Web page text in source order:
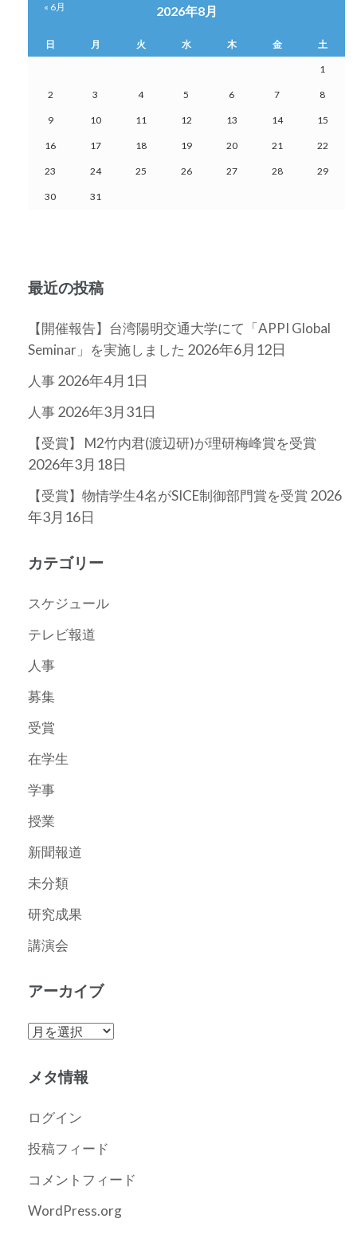
2026年8月
日 月 火 水 木 金 土
1
2 3 4 5 6 7 8
9 10 11 12 13 14 15
16 17 18 19 20 21 22
23 24 25 26 27 28 29
30 31
« 6月
最近の投稿
【開催報告】台湾陽明交通大学にて「APPI Global
Seminar」を実施しました 2026年6月12日
人事2026年4月1日
人事2026年3月31日
【受賞】 M2竹内君(渡辺研)が理研梅峰賞を受賞
2026年3月18日
【受賞】物情学生4名がSICE制御部門賞を受賞 2026
年3月16日
カテゴリー
スケジュール
テレビ報道
人事
募集
受賞
在学生
学事
授業
新聞報道
未分類
研究成果
講演会
アーカイブ
ア
カ
ブ
メタ情報
ログイン
投稿フィード
コメントフィード
WordPress.org